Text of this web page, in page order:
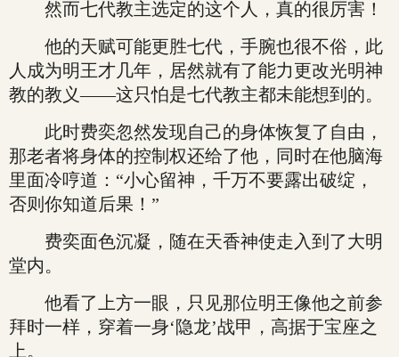
然而七代教主选定的这个人，真的很厉害！
他的天赋可能更胜七代，手腕也很不俗，此
人成为明王才几年，居然就有了能力更改光明神
教的教义——这只怕是七代教主都未能想到的。
此时费奕忽然发现自己的身体恢复了自由，
那老者将身体的控制权还给了他，同时在他脑海
里面冷哼道：“小心留神，千万不要露出破绽，
否则你知道后果！”
费奕面色沉凝，随在天香神使走入到了大明
堂内。
他看了上方一眼，只见那位明王像他之前参
拜时一样，穿着一身‘隐龙’战甲，高据于宝座之
上。